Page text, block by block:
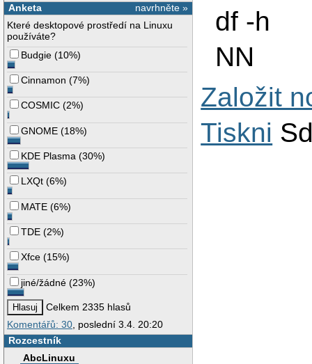
navrhněte »
Anketa
Které desktopové prostředí na Linuxu
používáte?
Budgie (10%)
Cinnamon (7%)
COSMIC (2%)
GNOME (18%)
KDE Plasma (30%)
LXQt (6%)
MATE (6%)
TDE (2%)
Xfce (15%)
jiné/žádné (23%)
Celkem 2335 hlasů
Komentářů: 30, poslední 3.4. 20:20
Rozcestník
AbcLinuxu
df -h
NN
Založit
Tiskni